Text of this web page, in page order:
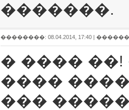
�������.
��������: 08.04.2014, 17:40 |
� ����
����
���